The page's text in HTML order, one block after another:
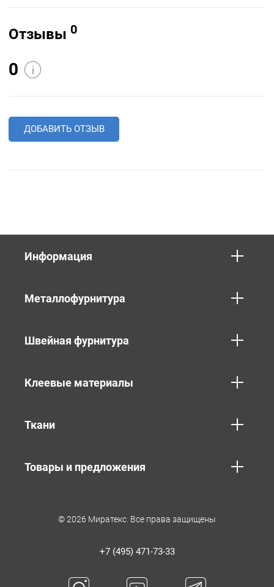
Отзывы 0
0 i
ДОБАВИТЬ ОТЗЫВ
Информация
Металлофурнитура
Швейная фурнитура
Клеевые материалы
Ткани
Товары и предложения
© 2026 Миратекс. Все права защищены
+7 (495) 471-73-33